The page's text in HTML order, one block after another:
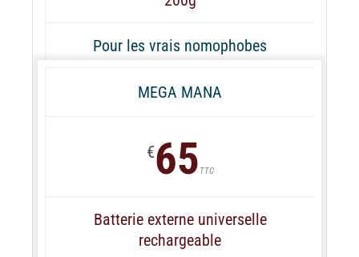
Pour les vrais nomophobes
MEGA MANA
€65 TTC
Batterie externe universelle
rechargeable